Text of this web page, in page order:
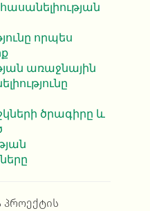
որպես
առաջնային
ծրագիրը և
პროექტის